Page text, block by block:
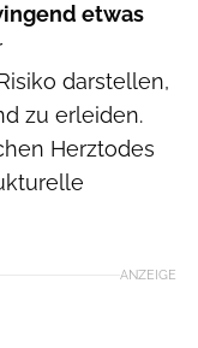
etwas
darstellen,
zu erleiden.
Herztodes
ANZEIGE